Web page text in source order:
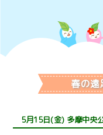
春の遠
5月15日(金) 多摩中央